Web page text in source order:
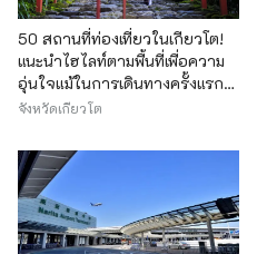
50 สถานที่ท่องเที่ยวในเกียวโต!
แนะนำไฮไลท์ตามพื้นที่เพื่อความ
อุ่นใจแม้ในการเดินทางครั้งแรก
ของคุณ
จังหวัดเกียวโต